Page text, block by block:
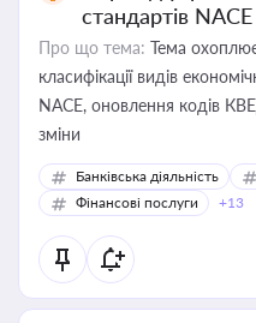
стандартів NACE
Про що тема: Тема
класифікації видів
NACE, оновлення кодів
зміни
Банківська діяльність
Фінансові послуги
+13